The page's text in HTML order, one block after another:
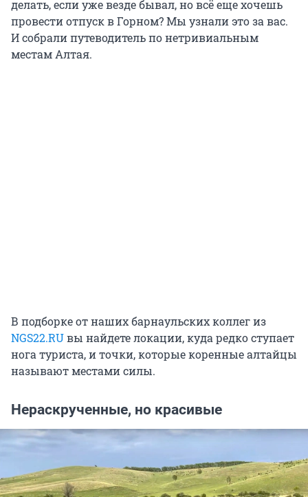
делать, если уже везде бывал, но всё еще хочешь
провести отпуск в Горном? Мы узнали это за вас.
И собрали путеводитель по нетривиальным
местам Алтая.
В подборке от наших барнаульских коллег из
NGS22.RUвы найдете локации, куда редко ступает
нога туриста, и точки, которые коренные алтайцы
называют местами силы.
Нераскрученные, но красивые